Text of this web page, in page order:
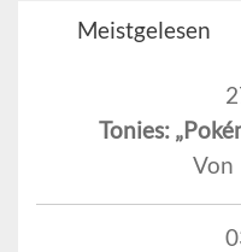
Meistgelesen
Tonies:
Von